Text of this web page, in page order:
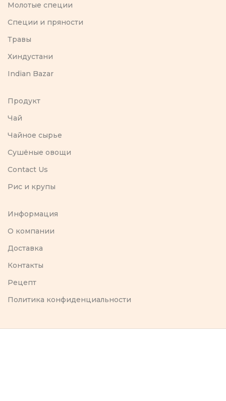
Молотые специи
Специи и пряности
Травы
Хиндустани
Indian Bazar
Продукт
Чай
Чайное сырье
Сушёные овощи
Contact Us
Рис и крупы
Информация
O компании
Доставка
Контакты
Рецепт
Политика конфиденциальности